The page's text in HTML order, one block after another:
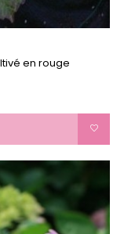
en rouge